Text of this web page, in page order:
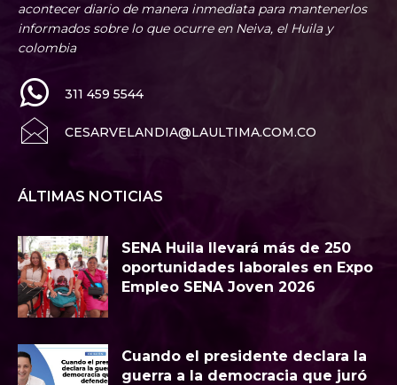
acontecer diario de manera inmediata para mantenerlos
informados sobre lo que ocurre en Neiva, el Huila y
colombia
311 459 5544
CESARVELANDIA@LAULTIMA.COM.CO
ÁLTIMAS NOTICIAS
SENA Huila llevará más de 250
oportunidades laborales en Expo
Empleo SENA Joven 2026
Cuando el presidente declara la
guerra a la democracia que juró